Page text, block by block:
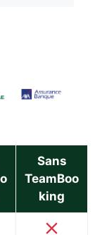
Sans
TeamBoo
king